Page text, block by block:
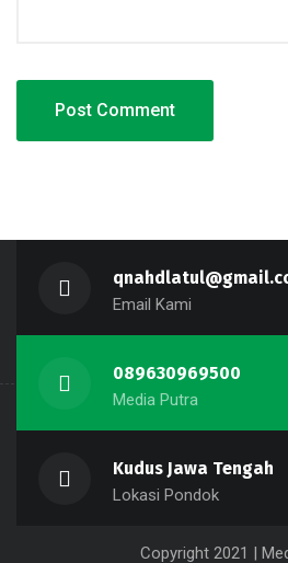
Email Kami
089630969500
Media Putra
Kudus Jawa Tengah
Lokasi Pondok
Copyright 2021 |